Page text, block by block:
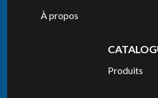
À propos
Produits